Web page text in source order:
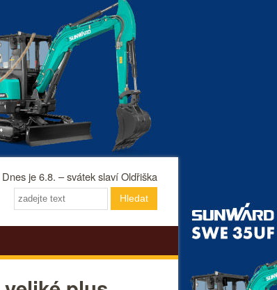
Dnes je 6.8. – svátek slaví Oldřiška
Hledat